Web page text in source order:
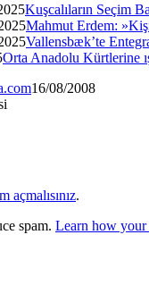
Kuşcalıların Seçim
Mahmut Erdem:
Vallensbæk’te
Orta Anadolu Kürtlerine
16/08/2008
açmalısınız.
spam. Learn how your